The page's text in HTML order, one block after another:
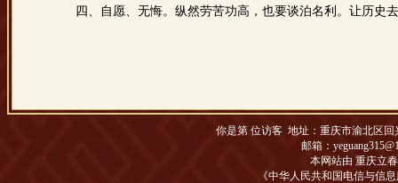
四、自愿、无悔。纵然劳苦功高，也要谈泊名利。让历史
你是第 位访客 地址： 重庆市渝北区回
邮箱：
本网站由 重庆立
《中华人民共和国电信与信